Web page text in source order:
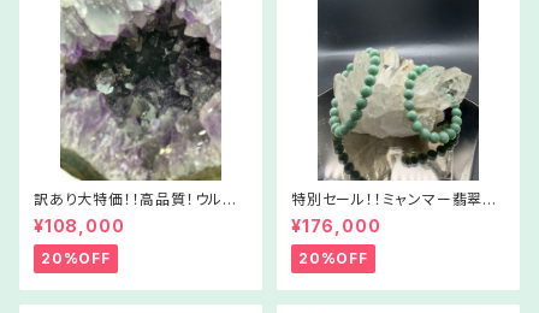
訳あり大特価！！高品質！ウルグ
アイ産アメジストクラスター①
Amc01－211022
¥108,000
20%OFF
特別セール！！ミャンマー翡翠
【健康＆繁栄】翡翠ブレスレット
【財運強化】
¥176,000
20%OFF